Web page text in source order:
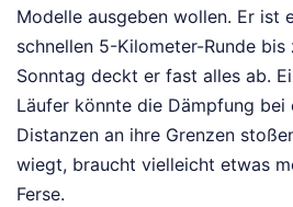
Modelle ausgeben wollen. Er ist
schnellen 5-Kilometer-Runde bis
Sonntag deckt er fast alles ab.
Läufer könnte die Dämpfung bei
Distanzen an ihre Grenzen
wiegt, braucht vielleicht etwas
Ferse.